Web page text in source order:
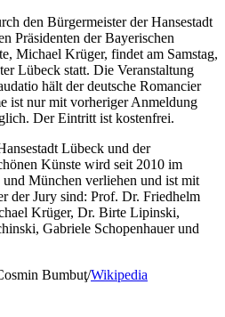
den Bürgermeister der Hansestadt
Präsidenten der Bayerischen
Michael Krüger, findet am Samstag,
Lübeck statt. Die Veranstaltung
hält der deutsche Romancier
ist nur mit vorheriger Anmeldung
Der Eintritt ist kostenfrei.
Lübeck und der
Künste wird seit 2010 im
München verliehen und ist mit
der Jury sind: Prof. Dr. Friedhelm
Krüger, Dr. Birte Lipinski,
Gabriele Schopenhauer und
Bumbuţ/Wikipedia